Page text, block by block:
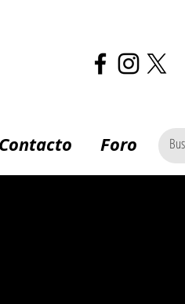
Contacto Foro